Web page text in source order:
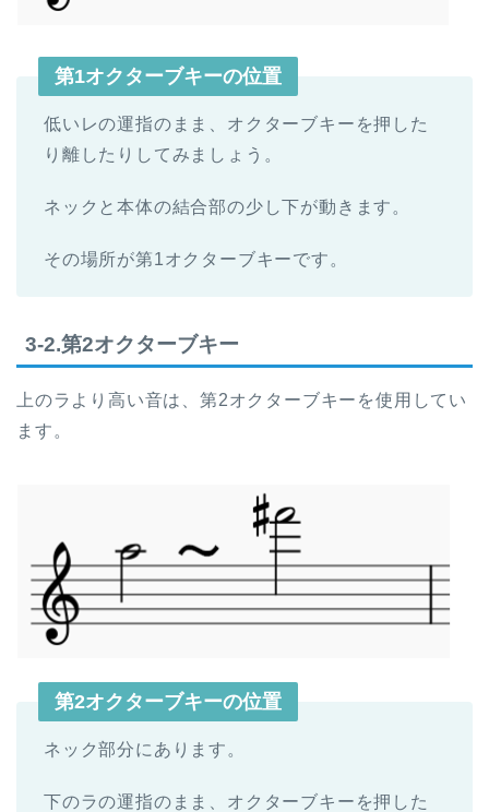
第1オクターブキーの位置
低いレの運指のまま、オクターブキーを押した
り離したりしてみましょう。
ネックと本体の結合部の少し下が動きます。
その場所が第1オクターブキーです。
3-2.第2オクターブキー
上のラより高い音は、第2オクターブキーを使用してい
ます。
第2オクターブキーの位置
ネック部分にあります。
下のラの運指のまま、オクターブキーを押した